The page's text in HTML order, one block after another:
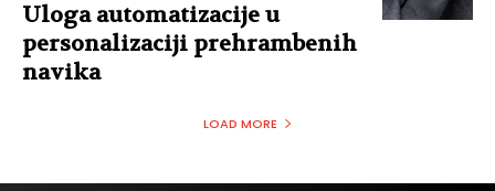
Uloga automatizacije u
personalizaciji prehrambenih
navika
LOAD MORE